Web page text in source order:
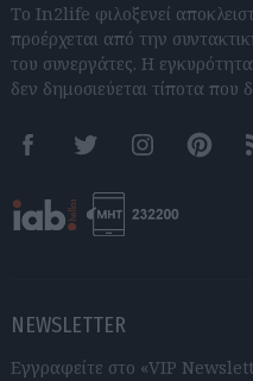
Το In2life φιλοξενεί
προέρχεται από την
του συνεργάτες. Η
δεν δημοσιεύεται τίποτα που
FacebookTwitter Instagram
NEWSLETTER
Εγγραφείτε στο «VIP